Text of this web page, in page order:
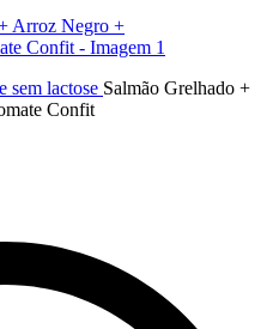
sem lactose Salmão Grelhado +
Confit